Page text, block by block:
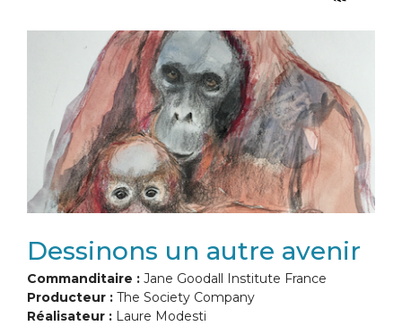
Dessinons un autre avenir
Commanditaire : Jane Goodall Institute France
Producteur : The Society Company
Réalisateur : Laure Modesti